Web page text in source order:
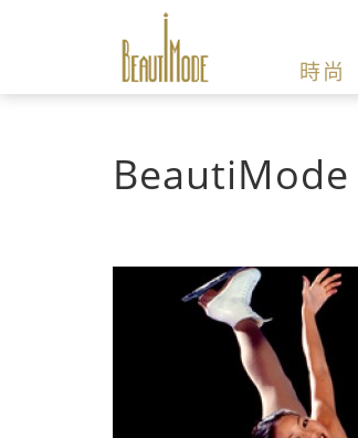
時尚
BeautiMode